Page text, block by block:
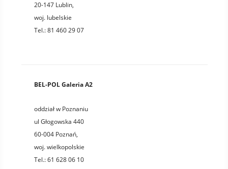
20-147 Lublin,
woj. lubelskie
Tel.:81 460 29 07
BEL-POL Galeria A2
oddział w Poznaniu
ul Głogowska 440
60-004 Poznań,
woj.wielkopolskie
Tel.:61 628 06 10